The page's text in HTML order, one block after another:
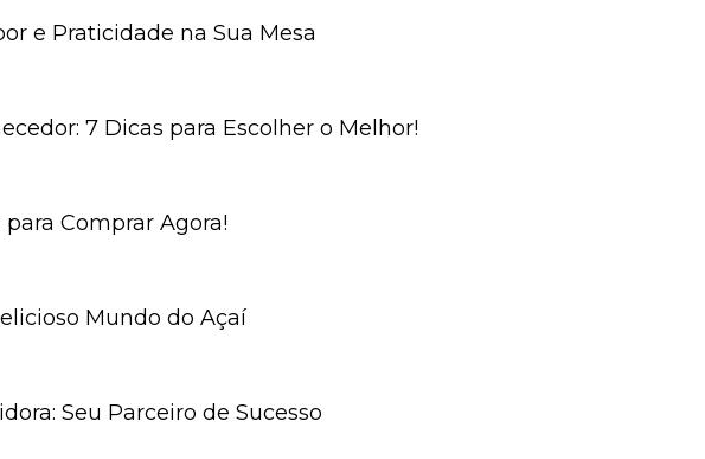
e Praticidade na Sua Mesa
7 Dicas para Escolher o Melhor!
para Comprar Agora!
Mundo do Açaí
Seu Parceiro de Sucesso